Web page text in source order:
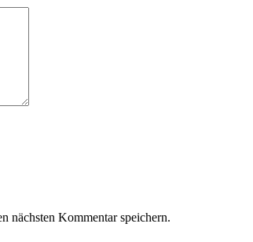
nächsten Kommentar speichern.